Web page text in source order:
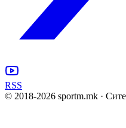
RSS
© 2018-2026 sportm.mk ·